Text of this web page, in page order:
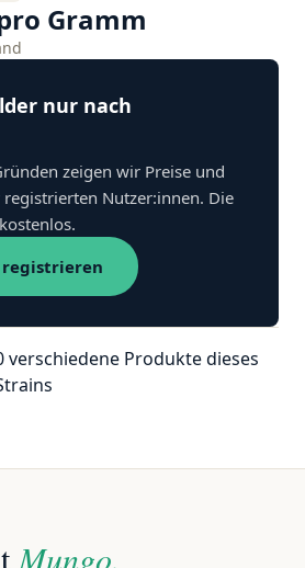
Gramm
nur nach
zeigen wir Preise und
Nutzer:innen. Die
registrieren
verschiedene Produkte dieses
Mungo.